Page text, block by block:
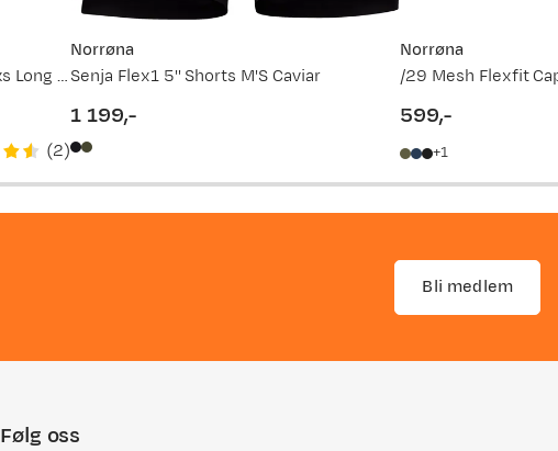
Lyngen Light Weight Merino Socks Long Cool Black
(2)
Norrøna
Senja Flex1 5'' Shorts M'S Caviar
price
1 199,-
Norrøna
/29 Mesh Flexfit
599,-
1
Bli medlem
Følg oss